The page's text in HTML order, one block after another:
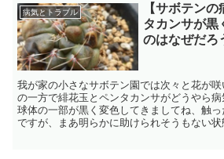
病気とトラブル
【サボテン
タカンサが黒
のはなぜだろ
我が家の小さなサボテン園では次々と花が
の一方で緋花玉とペンタカンサがどうやら病
球体の一部が黒く変色してきましてね、触
ですが、まあ明らかに助けられそうもない